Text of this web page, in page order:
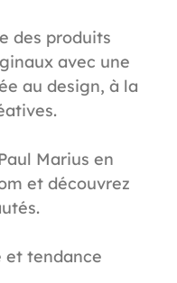
des produits
avec une
au design, à la
Marius en
et découvrez
et tendance